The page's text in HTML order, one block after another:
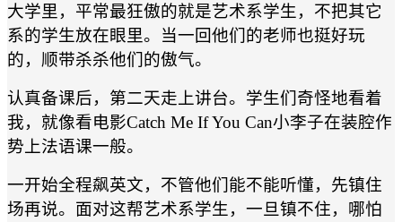
大学里，平常最狂傲的就是艺术系学生，不把其它
系的学生放在眼里。当一回他们的老师也挺好玩
的，顺带杀杀他们的傲气。
认真备课后，第二天走上讲台。学生们奇怪地看着
我，就像看电影Catch Me If You Can小李子在装腔作
势上法语课一般。
一开始全程飙英文，不管他们能不能听懂，先镇住
场再说。面对这帮艺术系学生，一旦镇不住，哪怕